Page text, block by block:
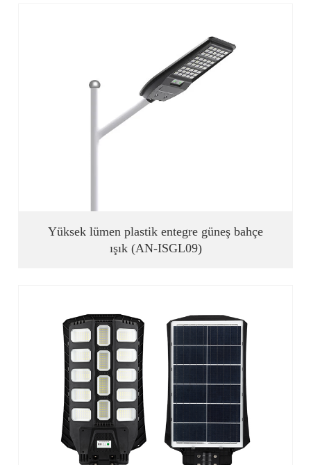
Yüksek lümen plastik entegre güneş bahçe
ışık (AN-ISGL09)